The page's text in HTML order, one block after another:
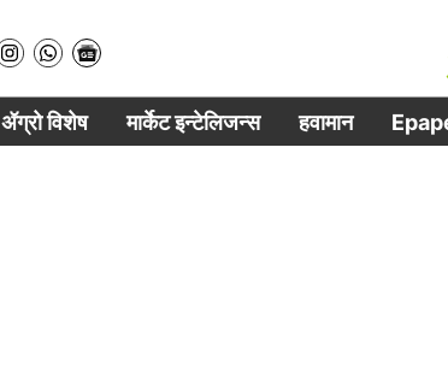
ॲग्रो विशेष मार्केट इन्टेलिजन्स हवामान